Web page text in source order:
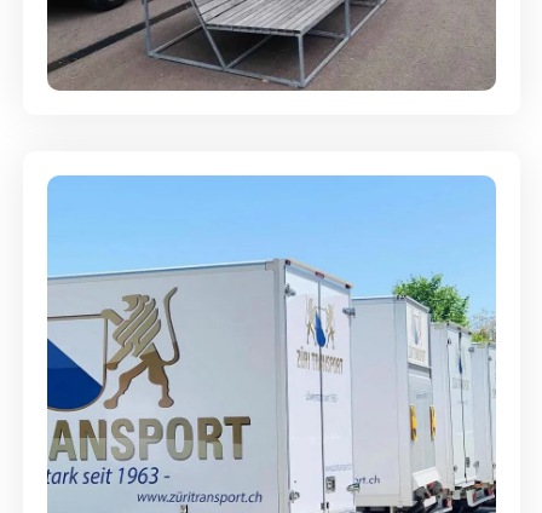
Umzugsreinigung - mit
Abgabegarantie